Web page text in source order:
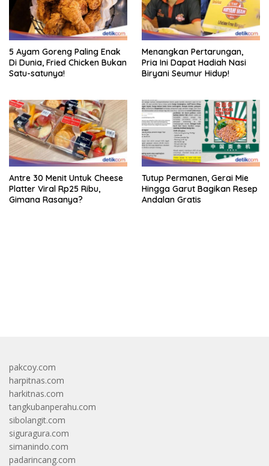
5 Ayam Goreng Paling Enak
Di Dunia, Fried Chicken Bukan
Satu-satunya!
Menangkan Pertarungan,
Pria Ini Dapat Hadiah Nasi
Biryani Seumur Hidup!
Antre 30 Menit Untuk Cheese
Platter Viral Rp25 Ribu,
Gimana Rasanya?
Tutup Permanen, Gerai Mie
Hingga Garut Bagikan Resep
Andalan Gratis
pakcoy.com
harpitnas.com
harkitnas.com
tangkubanperahu.com
sibolangit.com
siguragura.com
simanindo.com
padarincang.com